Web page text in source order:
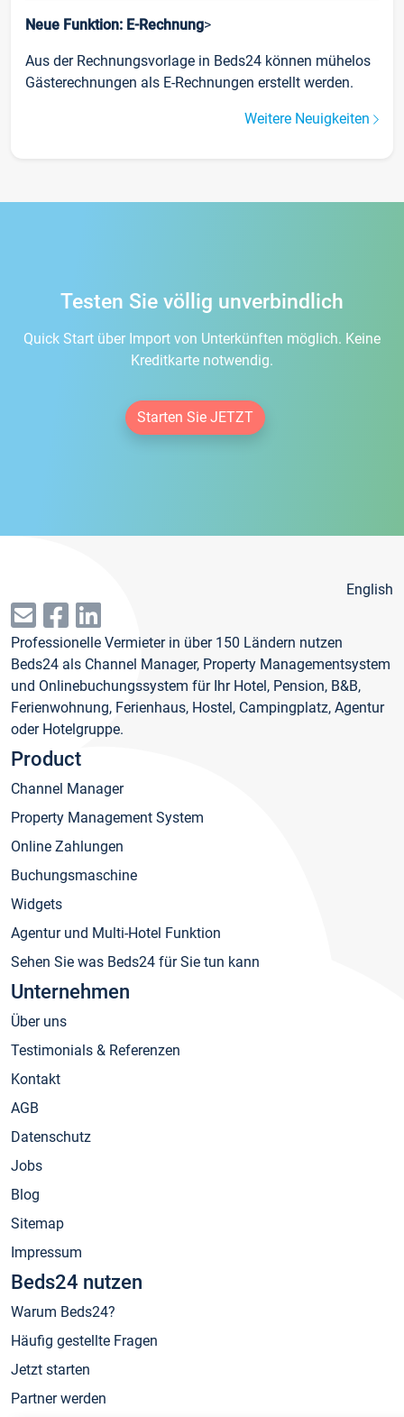
Neue Funktion: E-Rechnung>
Aus der Rechnungsvorlage in Beds24 können mühelos
Gästerechnungen als E-Rechnungen erstellt werden.
Weitere Neuigkeiten
Testen Sie völlig unverbindlich
Quick Start über Import von Unterkünften möglich. Keine
Kreditkarte notwendig.
Starten Sie JETZT
English
Professionelle Vermieter in über 150 Ländern nutzen
Beds24 als Channel Manager, Property Managementsystem
und Onlinebuchungssystem für Ihr Hotel, Pension, B&B,
Ferienwohnung, Ferienhaus, Hostel, Campingplatz, Agentur
oder Hotelgruppe.
Product
Channel Manager
Property Management System
Online Zahlungen
Buchungsmaschine
Widgets
Agentur und Multi-Hotel Funktion
Sehen Sie was Beds24 für Sie tun kann
Unternehmen
Über uns
Testimonials & Referenzen
Kontakt
AGB
Datenschutz
Jobs
Blog
Sitemap
Impressum
Beds24 nutzen
Warum Beds24?
Häufig gestellte Fragen
Jetzt starten
Partner werden